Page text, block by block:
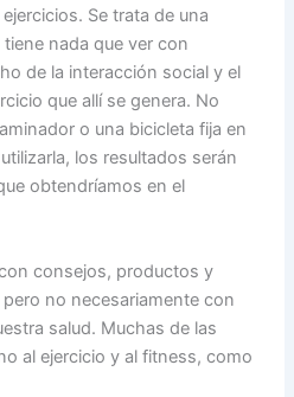
Se trata de una
nada que ver con
de la interacción social y el
que allí se genera. No
o una bicicleta fija en
los resultados serán
obtendríamos en el
consejos, productos y
no necesariamente con
salud. Muchas de las
al ejercicio y al fitness, como